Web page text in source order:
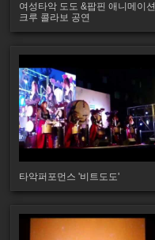
여성타악 도도 &팝핀 애니메이션
크루 콜라보 공연
타악퍼포먼스 '비트도도'